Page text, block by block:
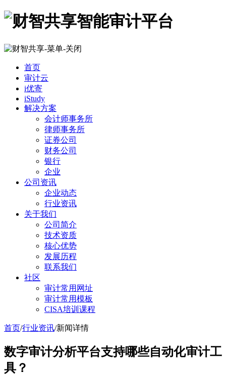
首页
审计云
i优寄
iStudy
解决方案
会计师事务所
律师事务所
证券公司
财务公司
银行
企业
公司资讯
企业动态
行业资讯
关于我们
公司简介
技术资质
核心优势
发展历程
联系我们
社区
审计常用网址
审计常用模板
CISA培训课程
首页/行业资讯/新闻详情
数字审计分析平台支持哪些自动化审计工
具？